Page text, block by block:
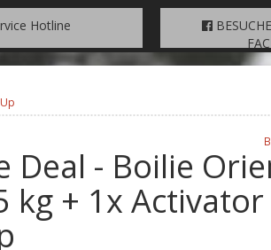
Hotline
9429/948344
Deal - Boilie
kg + 1x